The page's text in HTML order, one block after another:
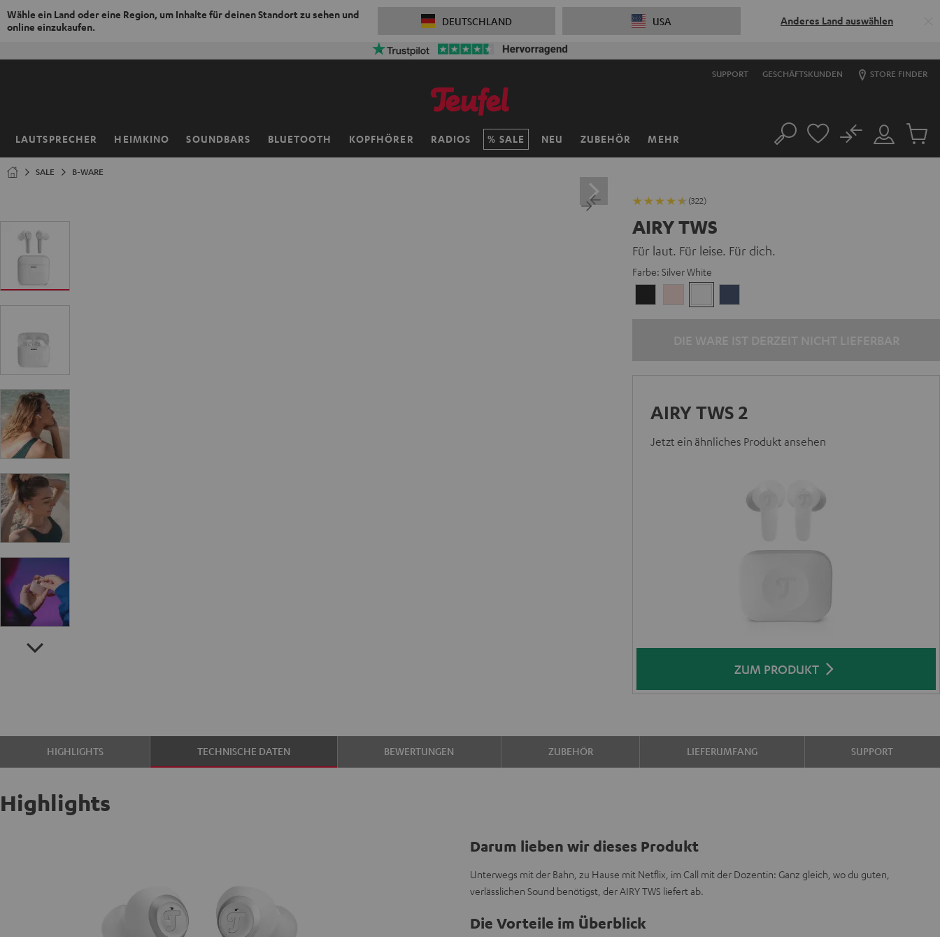
Wähle ein Land oder eine Region, um Inhalte für deinen Standort zu sehen und
online einzukaufen.
DEUTSCHLAND USA Anderes Land auswählen
SUPPORT GESCHÄFTSKUNDEN STORE FINDER
LAUTSPRECHER HEIMKINO SOUNDBARS BLUETOOTH KOPFHÖRER RADIOS SALE NEU ZUBEHÖR MEHR
Startseite Suche
Mein
Konto
No
Artikel
SALE B-WARE
(322)
AIRY TWS
Für laut. Für leise. Für dich.
Farbe: Silver White
Gold
White
AIRY TWS 2
Jetzt ein ähnliches Produkt ansehen
ZUM PRODUKT
HIGHLIGHTS TECHNISCHE DATEN BEWERTUNGEN ZUBEHÖR LIEFERUMFANG SUPPORT
Highlights
Darum lieben wir dieses Produkt
Unterwegs mit der Bahn, zu Hause mit Netflix, im Call mit der Dozentin: Ganz gleich, wo du guten,
verlässlichen Sound benötigst, der AIRY TWS liefert ab.
Die Vorteile im Überblick